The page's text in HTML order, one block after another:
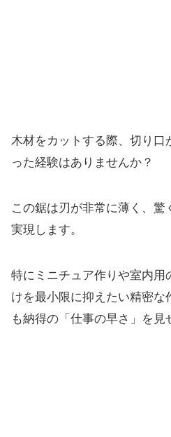
木材をカットする際、切り口
った経験はありませんか？
この鋸は刃が非常に薄く、驚
実現します。
特にミニチュア作りや室内用
けを最小限に抑えたい精密な
も納得の「仕事の早さ」を見